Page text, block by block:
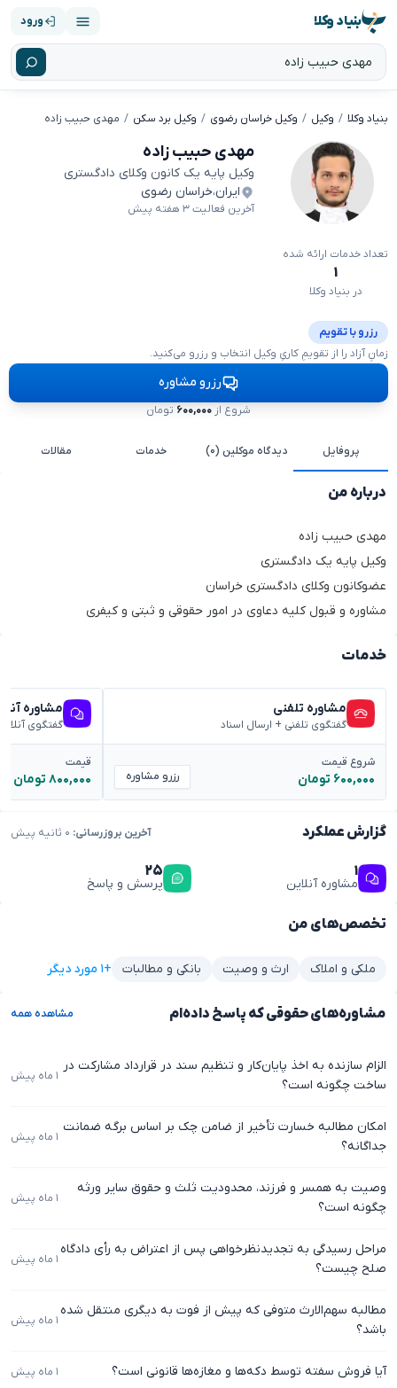
بنیاد وکلا ورود
بنیاد وکلا وکیل وکیل خراسان رضوی وکیل برد سکن مهدی حبیب زاده
مهدی حبیب زاده
وکیل پایه یک کانون وکلای دادگستری
ایران،خراسان رضوی
آخرین فعالیت ۳ هفته پیش
تعداد خدمات ارائه شده
۱
در بنیاد وکلا
رزرو با تقویم
زمانِ آزاد را از تقویمِ کاریِ وکیل انتخاب و رزرو می‌کنید.
رزرو مشاوره
شروع از ۶۰۰,۰۰۰ تومان
پروفایل دیدگاه موکلین (۰) خدمات مقالات
درباره من
مهدی حبیب زاده
وکیل پایه یک دادگستری
عضو‌کانون وکلای دادگستری خراسان
مشاوره و قبول کلیه دعاوی در امور حقوقی و ثبتی و کیفری
گزارش عملکرد آخرین بروزرسانی:
۱
مشاوره آنلاین
۲۵
پرسش و پاسخ
تخصص‌های من
ملکی و املاک ارث و وصیت بانکی و مطالبات +۱ مورد دیگر
خدمات
مشاوره تلفنی
گفتگوی تلفنی + ارسال اسناد
شروع قیمت
۶۰۰,۰۰۰ تومان رزرو مشاوره
مشاوره
گفتگوی
قیمت
۸۰۰,۰۰۰ تومان
مشاوره‌های حقوقی که پاسخ داده‌ام مشاهده همه
الزام سازنده به اخذ پایان‌کار و تنظیم سند در قرارداد مشارکت در
ساخت چگونه است؟
۱ ماه پیش
امکان مطالبه خسارت تأخیر از ضامن چک بر اساس برگه ضمانت
جداگانه؟
۱ ماه پیش
وصیت به همسر و فرزند، محدودیت ثلث و حقوق سایر ورثه
چگونه است؟
۱ ماه پیش
مراحل رسیدگی به تجدیدنظرخواهی پس از اعتراض به رأی دادگاه
صلح چیست؟
۱ ماه پیش
مطالبه سهم‌الارث متوفی که پیش از فوت به دیگری منتقل شده
باشد؟
۱ ماه پیش
آیا فروش سفته توسط دکه‌ها و مغازه‌ها قانونی است؟ ۱ ماه پیش